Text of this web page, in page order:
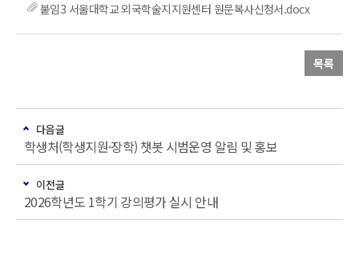
붙임3 서울대학교 외국학술지지원센터 원문복사신청서.docx
목록
다음글
학생처(학생지원·장학) 챗봇 시범운영 알림 및 홍보
이전글
2026학년도 1학기 강의평가 실시 안내